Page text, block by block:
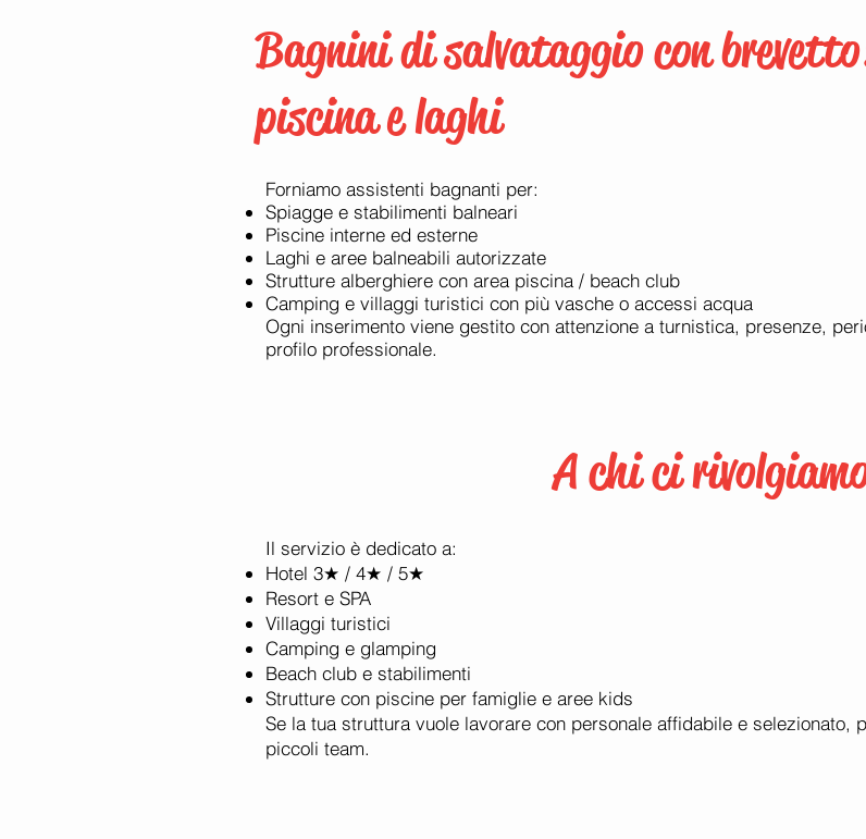
Bagnini di salvataggio con
piscina e laghi
Forniamo assistenti bagnanti per:
Spiagge e stabilimenti balneari
Piscine interne ed esterne
Laghi e aree balneabili autorizzate
Strutture alberghiere con area piscina / beach club
Camping e villaggi turistici con più vasche o accessi acqua
Ogni inserimento viene gestito con attenzione a turnistica, presenze,
profilo professionale.
A chi ci
Il servizio è dedicato a:
Hotel 3★ / 4★ / 5★
Resort e SPA
Villaggi turistici
Camping e glamping
Beach club e stabilimenti
Strutture con piscine per famiglie e aree kids
Se la tua struttura vuole lavorare con personale affidabile e selezionato,
piccoli team.